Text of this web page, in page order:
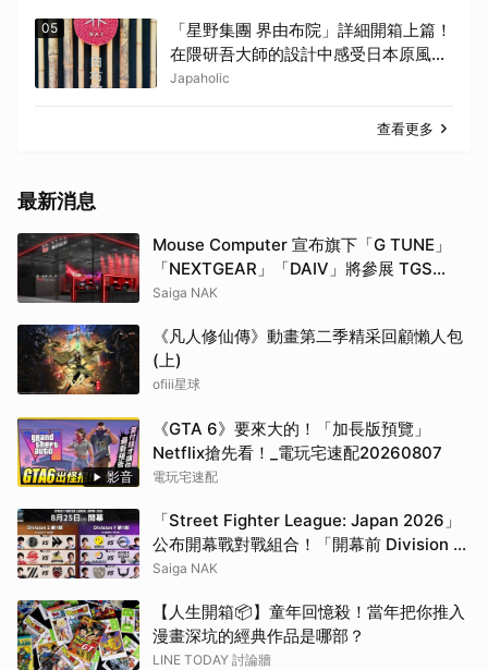
05
「星野集團 界由布院」詳細開箱上篇！
在隈研吾大師的設計中感受日本原風景
之美
Japaholic
查看更多
最新消息
Mouse Computer 宣布旗下「G TUNE」
「NEXTGEAR」「DAIV」將參展 TGS
2026！同步推出參展紀念機種「G TUNE
Saiga NAK
《凡人修仙傳》動畫第二季精采回顧懶人包
(上)
ofiii星球
影音
《GTA 6》要來大的！「加長版預覽」
Netflix搶先看！_電玩宅速配20260807
電玩宅速配
「Street Fighter League: Japan 2026」
公布開幕戰對戰組合！「開幕前 Division 對
抗賽」確定推出「搶先看直播」
Saiga NAK
【人生開箱📦】童年回憶殺！當年把你推入
漫畫深坑的經典作品是哪部？
LINE TODAY 討論牆